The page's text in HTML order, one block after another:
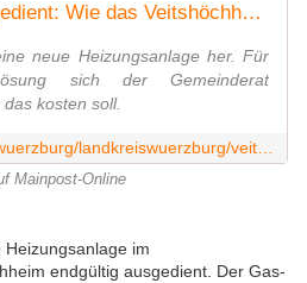
Gasheizung hat ausgedient: Wie das Veitshöchheimer Bahnhofsgebäude künftig beheizt werden soll
neue Heizungsanlage her. Für
sich der Gemeinderat
kosten soll.
Mainpost-Online
im
endgültig ausgedient. Der Gas-